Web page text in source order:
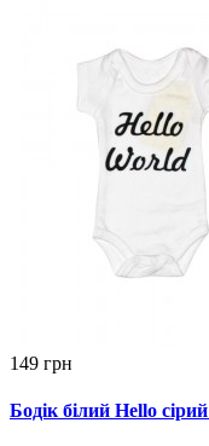
149 грн
Бодік білий Hello